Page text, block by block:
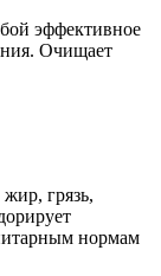
эффективное
Очищает
грязь,
нормам